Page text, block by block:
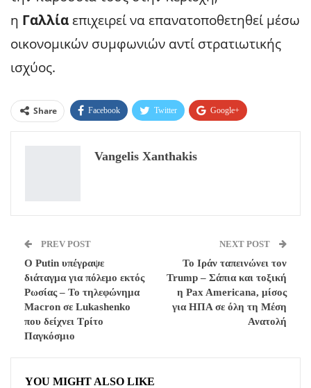
η Γαλλίαεπιχειρεί να επανατοποθετηθεί μέσω
οικονομικών συμφωνιών αντί στρατιωτικής
ισχύος.
Share Facebook Twitter Google+
Vangelis Xanthakis
PREV POST
Ο Putin υπέγραψε
διάταγμα για πόλεμο εκτός
Ρωσίας – Το τηλεφώνημα
Macron σε Lukashenko
που δείχνει Τρίτο
Παγκόσμιο
NEXT POST
Το Ιράν ταπεινώνει τον
Trump – Σάπια και τοξική
η Pax Americana, μίσος
για ΗΠΑ σε όλη τη Μέση
Ανατολή
YOU MIGHT ALSO LIKE